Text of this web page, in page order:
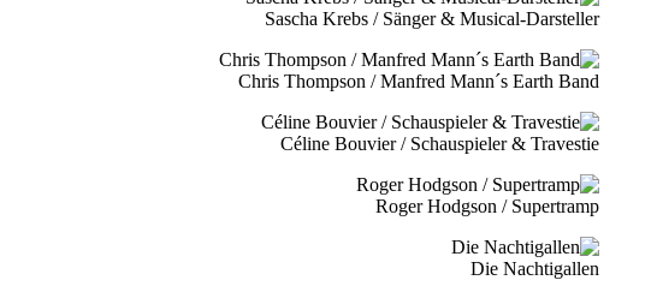
Sascha Krebs / Sänger & Musical-Darsteller
Chris Thompson / Manfred Mann´s Earth Band
Céline Bouvier / Schauspieler & Travestie
Roger Hodgson / Supertramp
Die Nachtigallen